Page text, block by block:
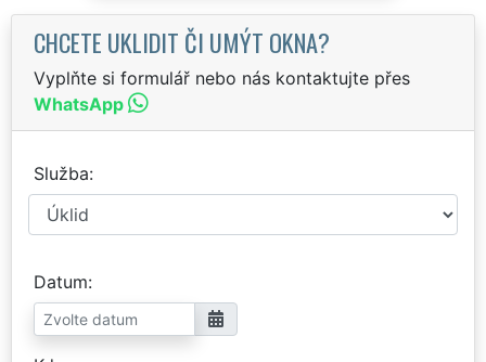
CHCETE UKLIDIT ČI UMÝT OKNA?
Vyplňte si formulář nebo nás kontaktujte přes
WhatsApp
Služba
Datum